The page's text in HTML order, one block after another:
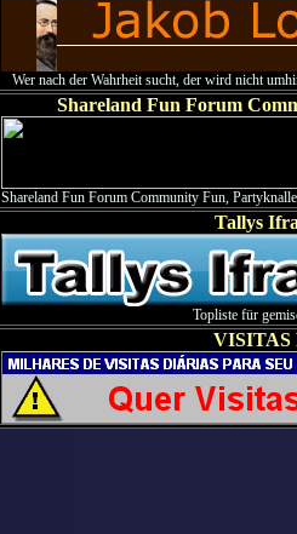
Wer nach der Wahrheit sucht, der wird nicht
Shareland Fun Forum
Shareland Fun Forum Community Fun,
Tallys
Topliste für
VISITAS